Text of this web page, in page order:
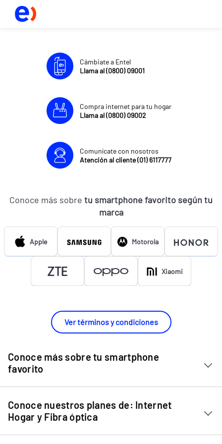
Cámbiate a Entel
Llama al (0800) 09001
Compra internet para tu hogar
Llama al (0800) 09002
Comunícate con nosotros
Atención al cliente (01) 6117777
Conoce más sobre tu smartphone favorito según tu
marca
Apple Motorola
Xiaomi
Ver términos y condiciones
Conoce más sobre tu smartphone
favorito
Chip Entel
Apple iPhone 11
Apple iPhone 12 Mini
Conoce nuestros planes de: Internet
Hogar y Fibra óptica
Internet Hogar